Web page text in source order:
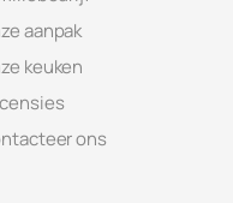
aanpak
keuken
ons